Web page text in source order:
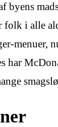
byens
folk i alle
menuer,
har